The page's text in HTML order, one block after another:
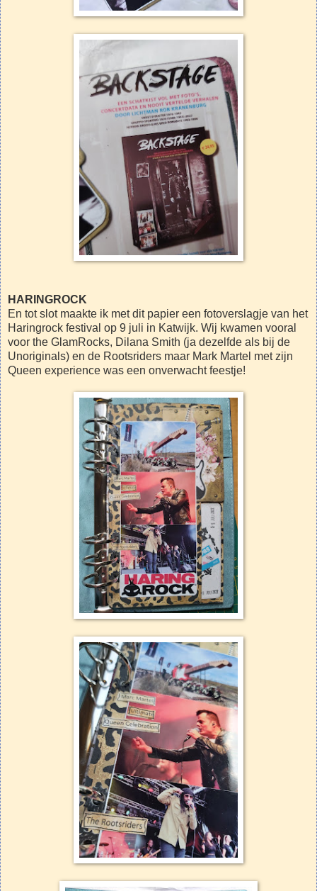
HARINGROCK
En tot slot maakte ik met dit papier een fotoverslagje van het
Haringrock festival op 9 juli in Katwijk. Wij kwamen vooral
voor the GlamRocks, Dilana Smith (ja dezelfde als bij de
Unoriginals) en de Rootsriders maar Mark Martel met zijn
Queen experience was een onverwacht feestje!